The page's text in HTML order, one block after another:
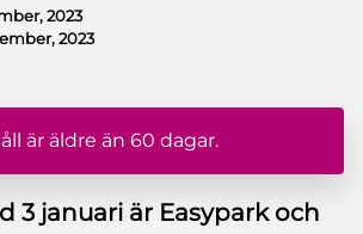
2023
2023
är äldre än 60 dagar.
3 januari är Easypark och